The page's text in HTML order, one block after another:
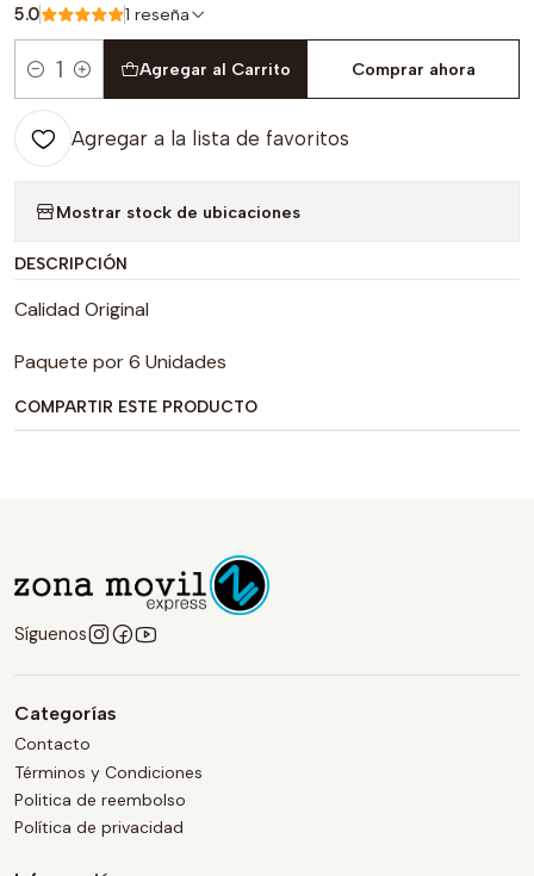
5.0 1 reseña
Cantidad
Agregar al Carrito Comprar ahora
Agregar a la lista de favoritos
Mostrar stock de ubicaciones
DESCRIPCIÓN
Calidad Original
Paquete por 6 Unidades
COMPARTIR ESTE PRODUCTO
Síguenos
Categorías
Contacto
Términos y Condiciones
Politica de reembolso
Política de privacidad